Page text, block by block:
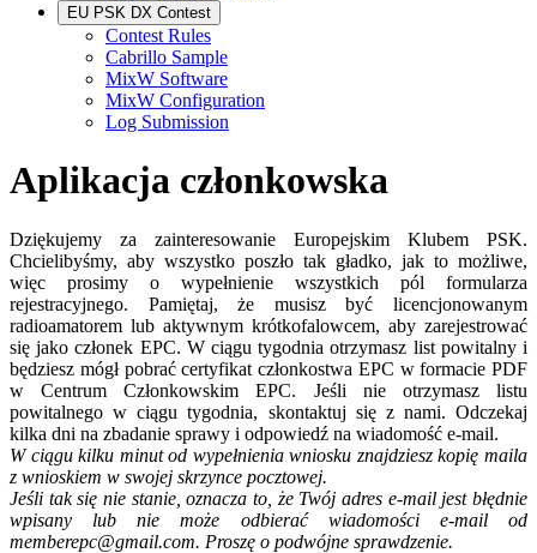
EU PSK DX Contest
Contest Rules
Cabrillo Sample
MixW Software
MixW Configuration
Log Submission
Aplikacja członkowska
Dziękujemy za zainteresowanie Europejskim Klubem PSK.
Chcielibyśmy, aby wszystko poszło tak gładko, jak to możliwe,
więc prosimy o wypełnienie wszystkich pól formularza
rejestracyjnego. Pamiętaj, że musisz być licencjonowanym
radioamatorem lub aktywnym krótkofalowcem, aby zarejestrować
się jako członek EPC. W ciągu tygodnia otrzymasz list powitalny i
będziesz mógł pobrać certyfikat członkostwa EPC w formacie PDF
w Centrum Członkowskim EPC. Jeśli nie otrzymasz listu
powitalnego w ciągu tygodnia, skontaktuj się z nami. Odczekaj
kilka dni na zbadanie sprawy i odpowiedź na wiadomość e-mail.
W ciągu kilku minut od wypełnienia wniosku znajdziesz kopię maila
z wnioskiem w swojej skrzynce pocztowej.
Jeśli tak się nie stanie, oznacza to, że Twój adres e-mail jest błędnie
wpisany lub nie może odbierać wiadomości e-mail od
memberepc@gmail.com. Proszę o podwójne sprawdzenie.